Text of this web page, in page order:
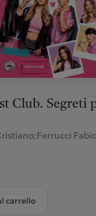
Club. Segreti
carrello